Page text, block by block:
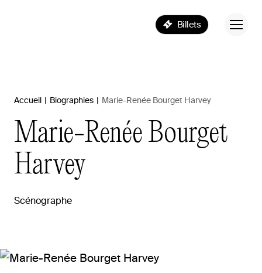
Billets
Accueil | Biographies | Marie-Renée Bourget Harvey
Marie-Renée Bourget
Harvey
Scénographe